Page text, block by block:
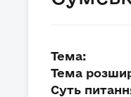
Тема:
Тема
Суть